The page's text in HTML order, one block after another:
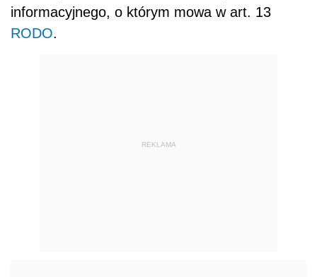
informacyjnego, o którym mowa w art. 13
RODO.
REKLAMA